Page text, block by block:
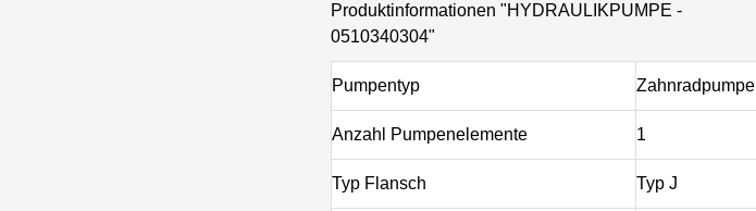
Produktinformationen "HYDRAULIKPUMPE -
0510340304"
Pumpentyp Zahnradpumpe
Anzahl Pumpenelemente 1
Typ Flansch Typ J